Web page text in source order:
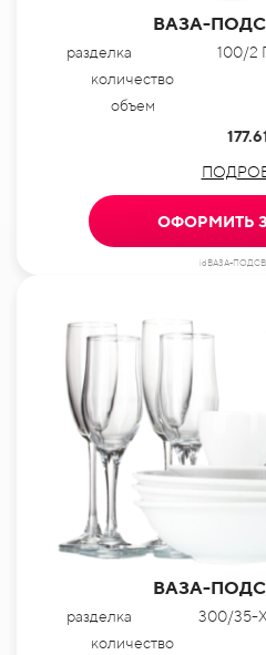
ВАЗА-
разделка
100/2
количество
объем
ОФОРМИТЬ
idВАЗА-
ВАЗА-
разделка
300/
количество